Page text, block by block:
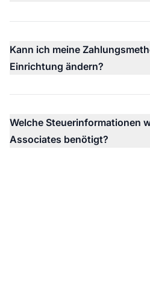
Kann ich meine
Einrichtung ändern?
Welche Steuerinformationen
Associates benötigt?